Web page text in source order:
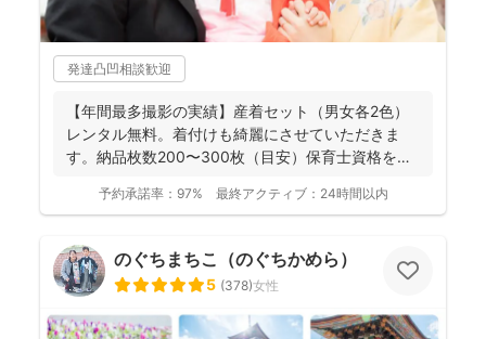
発達凸凹相談歓迎
【年間最多撮影の実績】産着セット（男女各2色）
レンタル無料。着付けも綺麗にさせていただきま
す。納品枚数200〜300枚（目安）保育士資格を持
予約承諾率： 97% 最終アクティブ： 24時間以内
のぐちまちこ（のぐちかめら）
5 (378)女性